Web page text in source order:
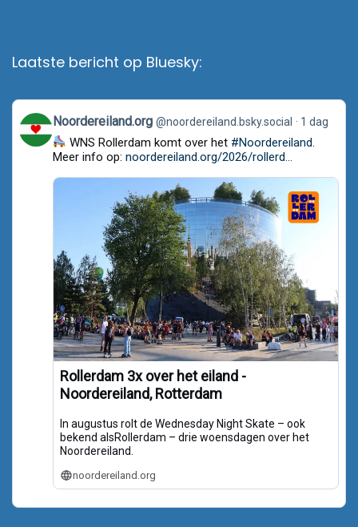
Laatste bericht op Bluesky:
View
post
by
Noordereiland.org
Noordereiland.org @noordereiland.bsky.social 1 dag
WNS Rollerdam komt over het #Noordereiland.
Meer info op: noordereiland.org/2026/rollerd...
Rollerdam 3x over het eiland -
Noordereiland, Rotterdam
In augustus rolt de Wednesday Night Skate – ook
bekend alsRollerdam – drie woensdagen over het
Noordereiland.
noordereiland.org